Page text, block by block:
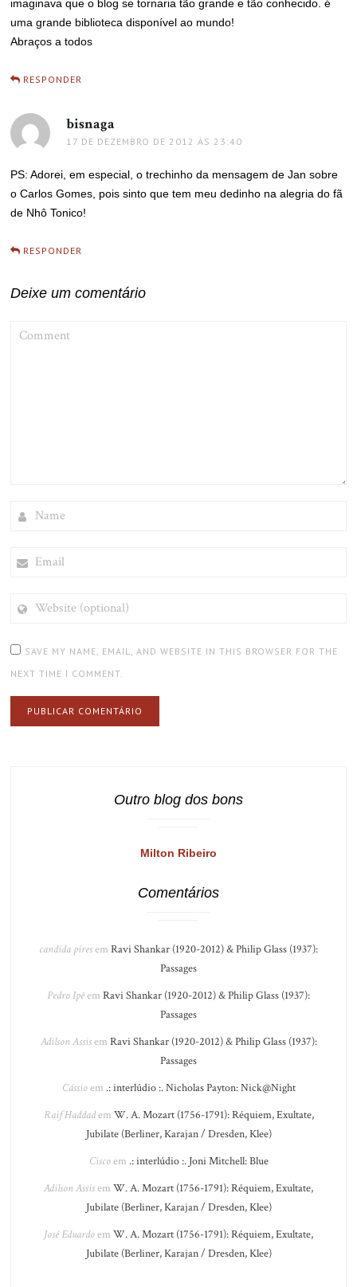
imaginava que o blog se tornaria tão grande e tão conhecido. é
uma grande biblioteca disponível ao mundo!
Abraços a todos
RESPONDER
bisnaga
17 DE DEZEMBRO DE 2012 ÀS 23:40
PS: Adorei, em especial, o trechinho da mensagem de Jan sobre
o Carlos Gomes, pois sinto que tem meu dedinho na alegria do fã
de Nhô Tonico!
RESPONDER
Deixe um comentário
(OPTIONAL)
SAVE MY NAME, EMAIL, AND WEBSITE IN THIS BROWSER FOR THE
NEXT TIME I COMMENT.
Outro blog dos bons
Milton Ribeiro
Comentários
candida piresem Ravi Shankar (1920-2012) & Philip Glass (1937):
Passages
Pedro Ipêem Ravi Shankar (1920-2012) & Philip Glass (1937):
Passages
Adilson Assisem Ravi Shankar (1920-2012) & Philip Glass (1937):
Passages
Cássioem .: interlúdio :. Nicholas Payton: Nick@Night
Raif Haddadem W. A. Mozart (1756-1791): Réquiem, Exultate,
Jubilate (Berliner, Karajan / Dresden, Klee)
Ciscoem .: interlúdio :. Joni Mitchell: Blue
Adilson Assisem W. A. Mozart (1756-1791): Réquiem, Exultate,
Jubilate (Berliner, Karajan / Dresden, Klee)
José Eduardoem W. A. Mozart (1756-1791): Réquiem, Exultate,
Jubilate (Berliner, Karajan / Dresden, Klee)